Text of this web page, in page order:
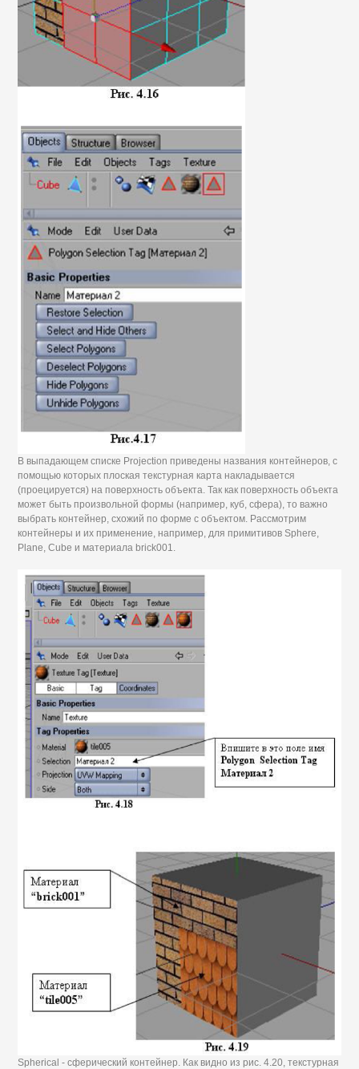
В выпадающем списке Projection приведены названия контейнеров, с
помощью которых плоская текстурная карта накладывается
(проецируется) на поверхность объекта. Так как поверхность объекта
может быть произвольной формы (например, куб, сфера), то важно
выбрать контейнер, схожий по форме с объектом. Рассмотрим
контейнеры и их применение, например, для примитивов Sphere,
Plane, Cube и материала brick001.
Spherical - сферический контейнер. Как видно из рис. 4.20, текстурная